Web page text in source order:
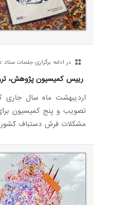
در ادامه برگزاری جلسات
رییس کمیسیون پژوهش،
اردیبهشت ماه سال جاری
تصویب و پنج کمیسیون
مشکلات فرش دستباف کشور